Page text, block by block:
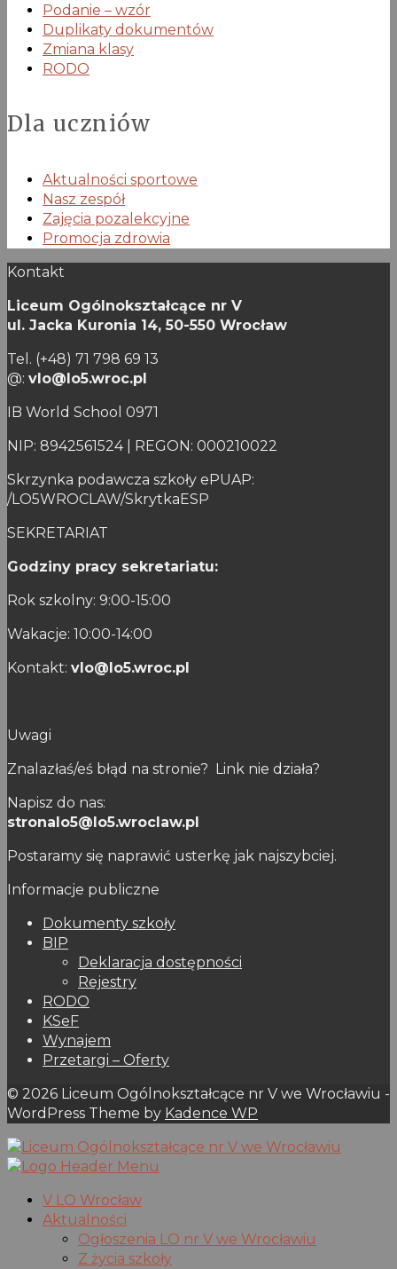
Podanie – wzór
Duplikaty dokumentów
Zmiana klasy
RODO
Dla uczniów
Aktualności sportowe
Nasz zespół
Zajęcia pozalekcyjne
Promocja zdrowia
Kontakt
Liceum Ogólnokształcące nr V
ul. Jacka Kuronia 14, 50-550 Wrocław
Tel. (+48) 71 798 69 13
@: vlo@lo5.wroc.pl
IB World School 0971
NIP: 8942561524 | REGON: 000210022
Skrzynka podawcza szkoły ePUAP:
/LO5WROCLAW/SkrytkaESP
SEKRETARIAT
Godziny pracy sekretariatu:
Rok szkolny: 9:00-15:00
Wakacje: 10:00-14:00
Kontakt: vlo@lo5.wroc.pl
Uwagi
Znalazłaś/eś błąd na stronie? Link nie działa?
Napisz do nas:
stronalo5@lo5.wroclaw.pl
Postaramy się naprawić usterkę jak najszybciej.
Informacje publiczne
Dokumenty szkoły
BIP
Deklaracja dostępności
Rejestry
RODO
KSeF
Wynajem
Przetargi – Oferty
© 2026 Liceum Ogólnokształcące nr V we Wrocławiu -
WordPress Theme by Kadence WP
V LO Wrocław
Aktualności
Ogłoszenia LO nr V we Wrocławiu
Z życia szkoły